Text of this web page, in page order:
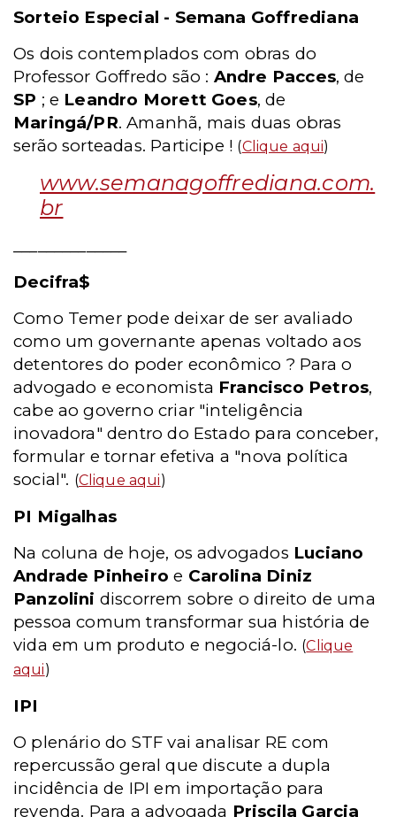
Sorteio Especial - Semana Goffrediana
Os dois contemplados com obras do
Professor Goffredo são : Andre Pacces, de
SP ; e Leandro Morett Goes, de
Maringá/PR. Amanhã, mais duas obras
serão sorteadas. Participe ! (Clique aqui)
www.semanagoffrediana.com.
br
Decifra$
Como Temer pode deixar de ser avaliado
como um governante apenas voltado aos
detentores do poder econômico ? Para o
advogado e economista Francisco Petros,
cabe ao governo criar "inteligência
inovadora" dentro do Estado para conceber,
formular e tornar efetiva a "nova política
social". (Clique aqui)
PI Migalhas
Na coluna de hoje, os advogados Luciano
Andrade Pinheiroe Carolina Diniz
Panzolini discorrem sobre o direito de uma
pessoa comum transformar sua história de
vida em um produto e negociá-lo. (Clique
aqui)
IPI
O plenário do STF vai analisar RE com
repercussão geral que discute a dupla
incidência de IPI em importação para
revenda. Para a advogada Priscila Garcia